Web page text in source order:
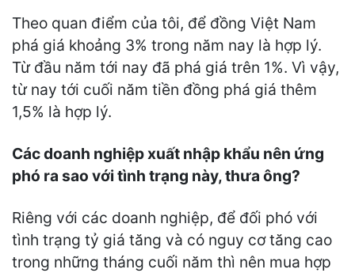
Theo quan điểm của tôi, để đồng Việt Nam
phá giá khoảng 3% trong năm nay là hợp lý.
Từ đầu năm tới nay đã phá giá trên 1%. Vì vậy,
từ nay tới cuối năm tiền đồng phá giá thêm
1,5% là hợp lý.
Các doanh nghiệp xuất nhập khẩu nên ứng
phó ra sao với tình trạng này, thưa ông?
Riêng với các doanh nghiệp, để đối phó với
tình trạng tỷ giá tăng và có nguy cơ tăng cao
trong những tháng cuối năm thì nên mua hợp